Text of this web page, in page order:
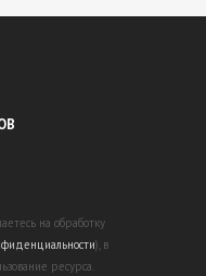
на обработку
), в
ресурса.